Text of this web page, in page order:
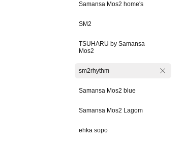
Samansa Mos2 home's
SM2
TSUHARU by Samansa
Mos2
sm2rhythm
Samansa Mos2 blue
Samansa Mos2 Lagom
ehka sopo